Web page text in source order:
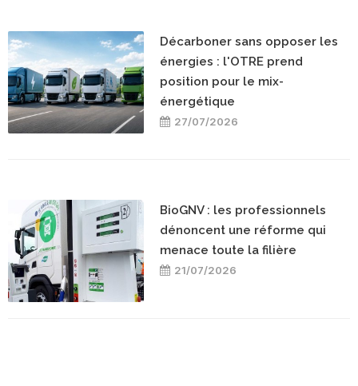
Décarboner sans opposer les
énergies : l'OTRE prend
position pour le mix-
énergétique
27/07/2026
BioGNV : les professionnels
dénoncent une réforme qui
menace toute la filière
21/07/2026